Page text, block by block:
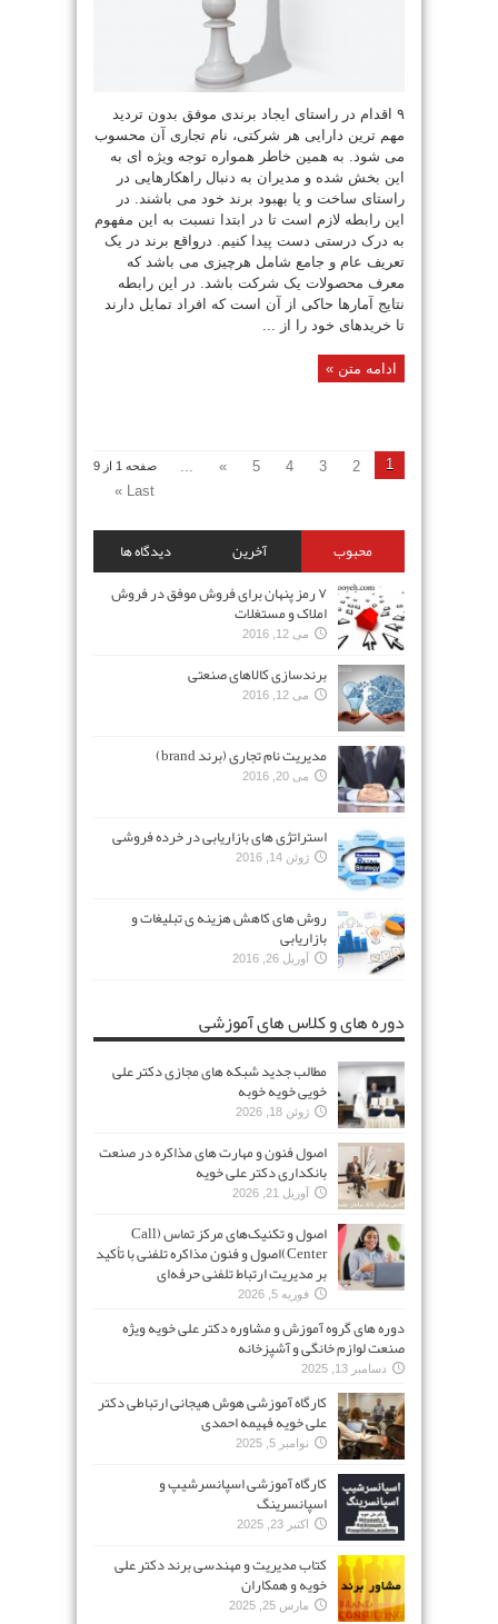
۹ اقدام در راستای ایجاد برندی موفق بدون تردید
مهم ترین دارایی هر شرکتی، نام تجاری آن محسوب
می شود. به همین خاطر همواره توجه ویژه ای به
این بخش شده و مدیران به دنبال راهکارهایی در
راستای ساخت و یا بهبود برند خود می باشند. در
این رابطه لازم است تا در ابتدا نسبت به این مفهوم
به درک درستی دست پیدا کنیم. درواقع برند در یک
تعریف عام و جامع شامل هرچیزی می باشد که
معرف محصولات یک شرکت باشد. در این رابطه
نتایج آمارها حاکی از آن است که افراد تمایل دارند
تا خریدهای خود را از ...
ادامه متن »
صفحه 1 از 9 1
2
3
4
5
»
Last »
محبوب آخرین
دیدگاه ها
۷ رمز پنهان برای فروش موفق در فروش
املاک و مستغلات
می 12, 2016
برندسازی کالاهای صنعتی
می 12, 2016
مدیریت نام تجاری (برند brand)
می 20, 2016
استراتژی های بازاریابی در خرده فروشی
ژوئن 14, 2016
روش های کاهش هزینه ی تبلیغات و
بازاریابی
آوریل 26, 2016
دوره های و کلاس های آموزشی
مطالب جدید شبکه های مجازی دکتر علی
خویی خویه خوبه
ژوئن 18, 2026
اصول فنون و مهارت های مذاکره در صنعت
بانکداری دکتر علی خویه
آوریل 21, 2026
اصول و تکنیک‌های مرکز تماس (Call
Center)اصول و فنون مذاکره تلفنی با تأکید
بر مدیریت ارتباط تلفنی حرفه‌ای
فوریه 5, 2026
دوره های گروه آموزش و مشاوره دکتر علی خویه ویژه
صنعت لوازم خانگی و آشپزخانه
دسامبر 13, 2025
کارگاه آموزشی هوش هیجانی ارتباطی دکتر
علی خویه فهیمه احمدی
نوامبر 5, 2025
کارگاه آموزشی اسپانسرشیپ و
اسپانسرینگ
اکتبر 23, 2025
کتاب مدیریت و مهندسی برند دکتر علی
خویه و همکاران
مارس 25, 2025